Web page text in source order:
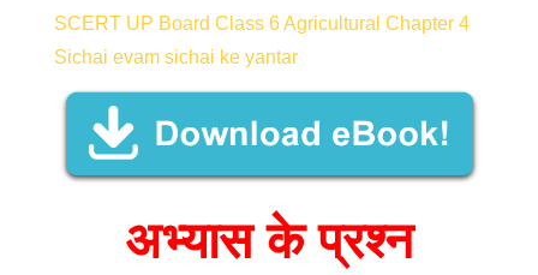
SCERT UP Board Class 6 Agricultural Chapter 4
Sichai evam sichai ke yantar
अभ्यास के प्रश्न